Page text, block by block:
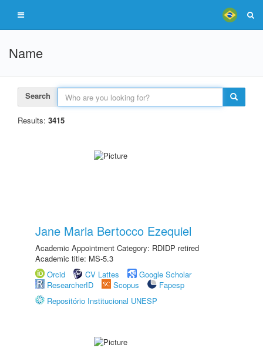
Name
Search
Results: 3415
Jane Maria Bertocco Ezequiel
Academic Appointment Category: RDIDP retired
Academic title: MS-5.3
Orcid
CV Lattes
Google Scholar
ResearcherID
Scopus
Fapesp
Repositório Institucional UNESP